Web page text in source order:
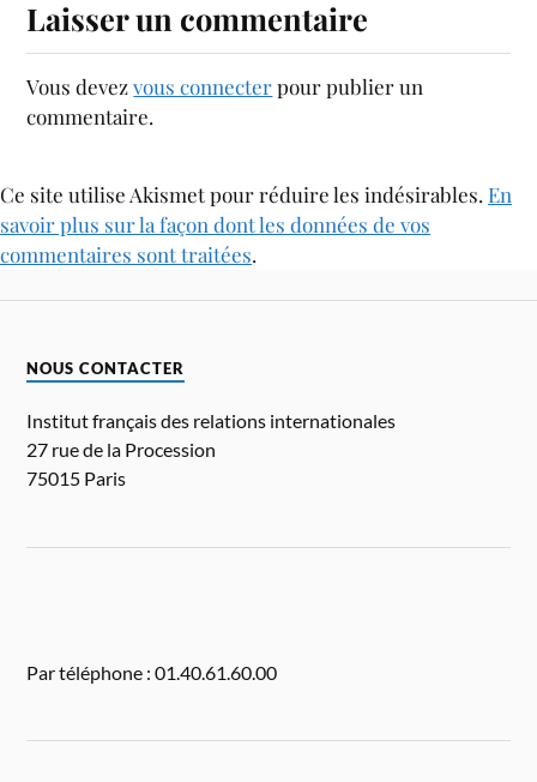
Laisser un commentaire
Vous devezvous connecterpour publier un
commentaire.
Ce site utilise Akismet pour réduire les indésirables. En
savoir plus sur la façon dont les données de vos
commentaires sont traitées.
NOUS CONTACTER
Institut français des relations internationales
27 rue de la Procession
75015 Paris
Par téléphone : 01.40.61.60.00